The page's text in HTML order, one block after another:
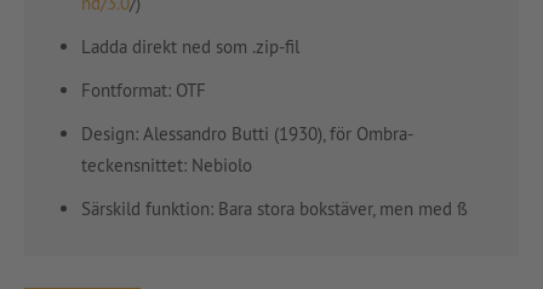
Ladda direkt ned som .zip-fil
Fontformat: OTF
Design: Alessandro Butti (1930), för Ombra-
teckensnittet: Nebiolo
Särskild funktion: Bara stora bokstäver, men med ß